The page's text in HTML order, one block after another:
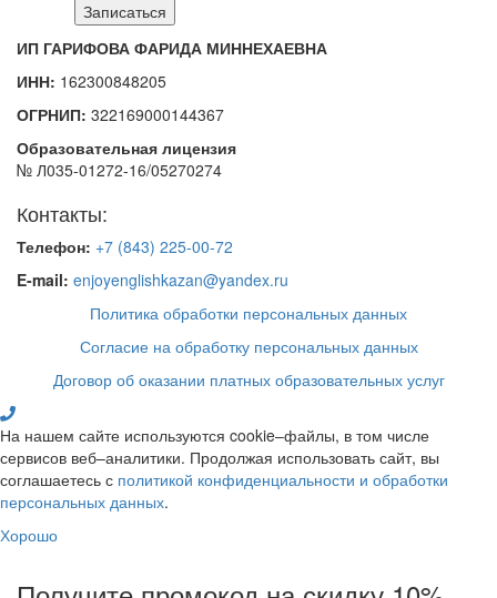
ИП ГАРИФОВА ФАРИДА МИННЕХАЕВНА
ИНН: 162300848205
ОГРНИП: 322169000144367
Образовательная лицензия
№ Л035-01272-16/05270274
Контакты:
Телефон: +7 (843) 225-00-72
E-mail: enjoyenglishkazan@yandex.ru
Политика обработки персональных данных
Согласие на обработку персональных данных
Договор об оказании платных образовательных услуг
На нашем сайте используются cookie–файлы, в том числе
сервисов веб–аналитики. Продолжая использовать сайт, вы
соглашаетесь с политикой конфиденциальности и обработки
персональных данных.
Хорошо